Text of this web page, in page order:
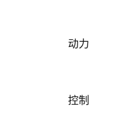
动力
控制